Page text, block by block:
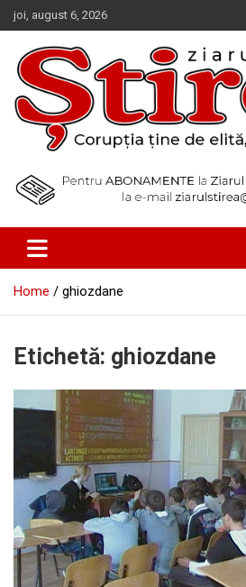
Skip
to
content
joi, august 6, 2026
Ziarul Știrea
Home ghiozdane
Etichetă: ghiozdane